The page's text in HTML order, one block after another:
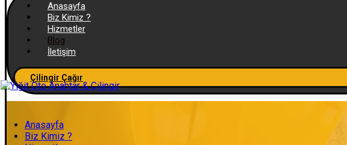
Anasayfa
Biz Kimiz ?
Hizmetler
Blog
İletişim
Çilingir Çağır
Anasayfa
Biz Kimiz ?